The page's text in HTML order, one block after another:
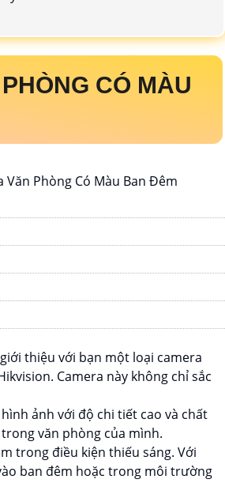
CÓ MÀU
Văn Phòng Có Màu Ban Đêm
thiệu với bạn một loại camera
Camera này không chỉ sắc
ảnh với độ chi tiết cao và chất
văn phòng của mình.
trong điều kiện thiếu sáng. Với
ban đêm hoặc trong môi trường